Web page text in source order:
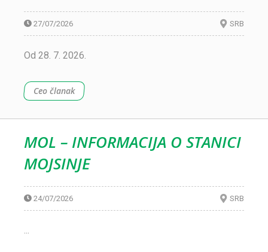
27/07/2026 SRB
Od 28. 7. 2026.
Ceo članak
MOL – INFORMACIJA O STANICI
MOJSINJE
24/07/2026 SRB
...